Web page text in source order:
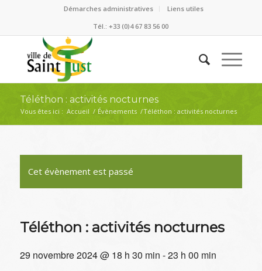
Démarches administratives
Liens utiles
Tél.: +33 (0)4 67 83 56 00
Téléthon : activités nocturnes
Vous êtes ici : Accueil / Évènements /Téléthon : activités nocturnes
Cet évènement est passé
Téléthon : activités nocturnes
29 novembre 2024 @ 18 h 30 min -23 h 00 min